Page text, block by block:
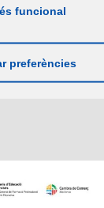
funcional
preferències